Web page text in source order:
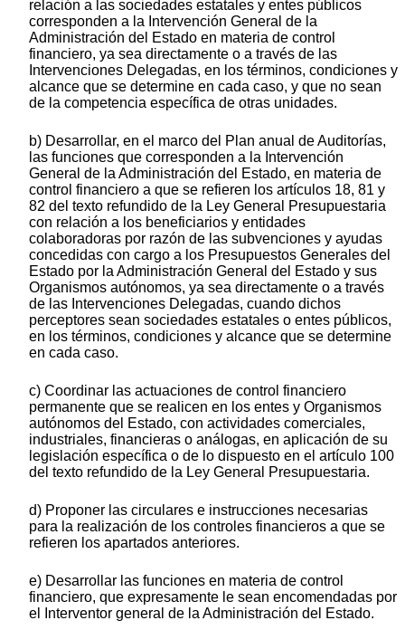
relación a las sociedades estatales y entes públicos
corresponden a la Intervención General de la
Administración del Estado en materia de control
financiero, ya sea directamente o a través de las
Intervenciones Delegadas, en los términos, condiciones y
alcance que se determine en cada caso, y que no sean
de la competencia específica de otras unidades.
b) Desarrollar, en el marco del Plan anual de Auditorías,
las funciones que corresponden a la Intervención
General de la Administración del Estado, en materia de
control financiero a que se refieren los artículos 18, 81 y
82 del texto refundido de la Ley General Presupuestaria
con relación a los beneficiarios y entidades
colaboradoras por razón de las subvenciones y ayudas
concedidas con cargo a los Presupuestos Generales del
Estado por la Administración General del Estado y sus
Organismos autónomos, ya sea directamente o a través
de las Intervenciones Delegadas, cuando dichos
perceptores sean sociedades estatales o entes públicos,
en los términos, condiciones y alcance que se determine
en cada caso.
c) Coordinar las actuaciones de control financiero
permanente que se realicen en los entes y Organismos
autónomos del Estado, con actividades comerciales,
industriales, financieras o análogas, en aplicación de su
legislación específica o de lo dispuesto en el artículo 100
del texto refundido de la Ley General Presupuestaria.
d) Proponer las circulares e instrucciones necesarias
para la realización de los controles financieros a que se
refieren los apartados anteriores.
e) Desarrollar las funciones en materia de control
financiero, que expresamente le sean encomendadas por
el Interventor general de la Administración del Estado.